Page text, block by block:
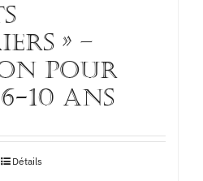
» –
pour
10 ans
Détails